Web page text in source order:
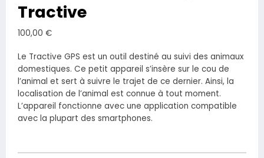
Tractive
100,00 €
Le Tractive GPS est un outil destiné au suivi des animaux
domestiques. Ce petit appareil s’insère sur le cou de
l’animal et sert à suivre le trajet de ce dernier. Ainsi, la
localisation de l’animal est connue à tout moment.
L’appareil fonctionne avec une application compatible
avec la plupart des smartphones.